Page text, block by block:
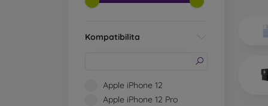
Kompatibilita
Apple iPhone 12
Apple iPhone 12 Pro